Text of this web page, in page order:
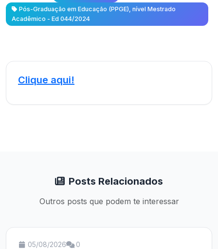
Pós-Graduação em Educação (PPGE), nível Mestrado
Acadêmico - Ed 044/2024
Clique aqui!
Posts Relacionados
Outros posts que podem te interessar
05/08/2026 0